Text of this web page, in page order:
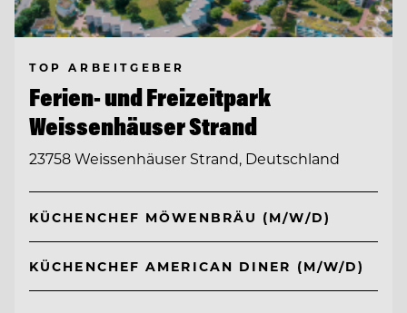
TOP ARBEITGEBER
Ferien- und Freizeitpark
Weissenhäuser Strand
23758 Weissenhäuser Strand, Deutschland
KÜCHENCHEF MÖWENBRÄU (M/W/D)
KÜCHENCHEF AMERICAN DINER (M/W/D)